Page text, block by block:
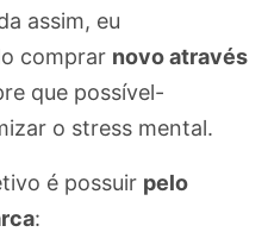
assim, eu
comprar novo através
que possível-
o stress mental.
é possuir pelo
: